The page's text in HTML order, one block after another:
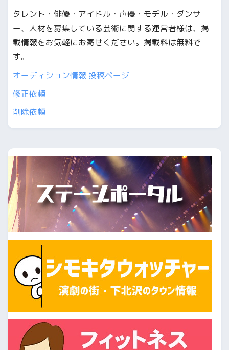
タレント・俳優・アイドル・声優・モデル・ダンサ
ー、人材を募集している芸術に関する運営者様は、掲
載情報をお気軽にお寄せください。掲載料は無料で
す。
オーディション情報 投稿ページ
修正依頼
削除依頼